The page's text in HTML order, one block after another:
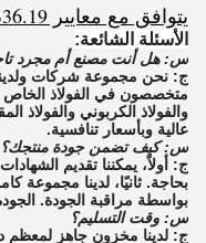
يتوافق مع معايير ANSI B36.19 و ANSI B36.10
الأسئلة الشائعة:
س: هل أنت مصنع أم مجرد
ج: نحن مجموعة شركات
متخصصون في الفولاذ الخاص
والفولاذ الكربوني والفولاذ
عالية وبأسعار تنافسية.
س: كيف تضمن جودة منتجك؟
بحاجة. ثانيًا، لدينا
بواسطة مراقبة الجودة.
س: وقت التسليم؟
ج: لدينا مخزون جاهز لمعظم